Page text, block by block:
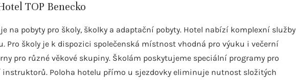
TOP Benecko
na pobyty pro školy, školky a adaptační pobyty. Hotel nabízí komplexní služby
Pro školy je k dispozici společenská místnost vhodná pro výuku i večerní
pro různé věkové skupiny. Školám poskytujeme speciální programy pro
Poloha hotelu přímo u sjezdovky eliminuje nutnost složitých